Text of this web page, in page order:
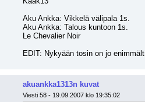
Aku Ankka: Vikkelä välipala 1s.
Aku Ankka: Talous kuntoon 1s.
Le Chevalier Noir
EDIT: Nykyään tosin on jo
akuankka1313n kuvat
Viesti 58 - 19.09.2007 klo 19:35:02